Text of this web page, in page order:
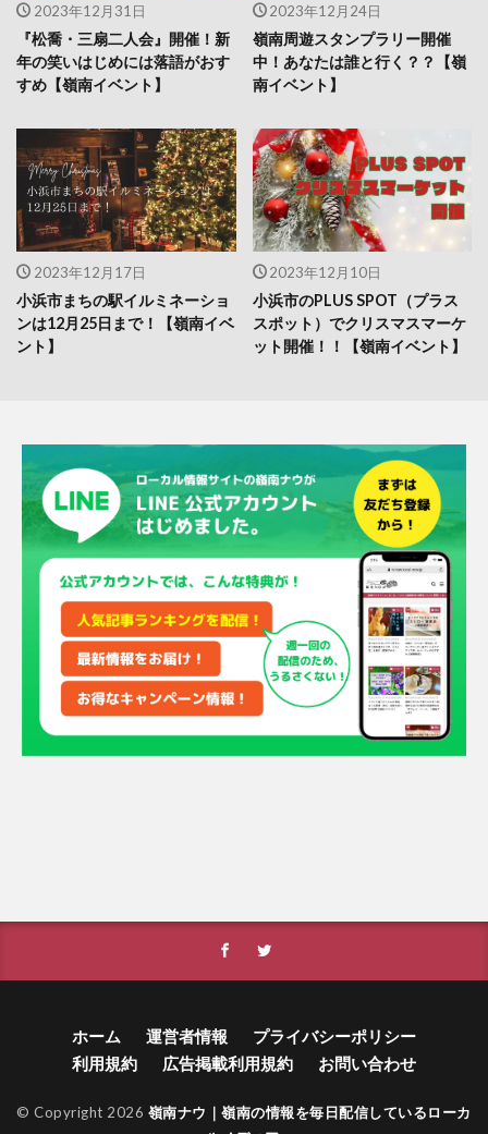
2023年12月31日
『松喬・三扇二人会』開催！新
年の笑いはじめには落語がおす
すめ【嶺南イベント】
2023年12月24日
嶺南周遊スタンプラリー開催
中！あなたは誰と行く？？【嶺
南イベント】
2023年12月17日
小浜市まちの駅イルミネーショ
ンは12月25日まで！【嶺南イベ
ント】
2023年12月10日
小浜市のPLUS SPOT（プラス
スポット）でクリスマスマーケ
ット開催！！【嶺南イベント】
ホーム 運営者情報
プライバシーポリシー
利用規約
広告掲載利用規約 お問い合わせ
© Copyright 2026 嶺南ナウ｜嶺南の情報を毎日配信しているローカ